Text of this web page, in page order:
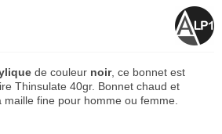
de couleur noir, ce bonnet est
Thinsulate 40gr. Bonnet chaud et
fine pour homme ou femme.